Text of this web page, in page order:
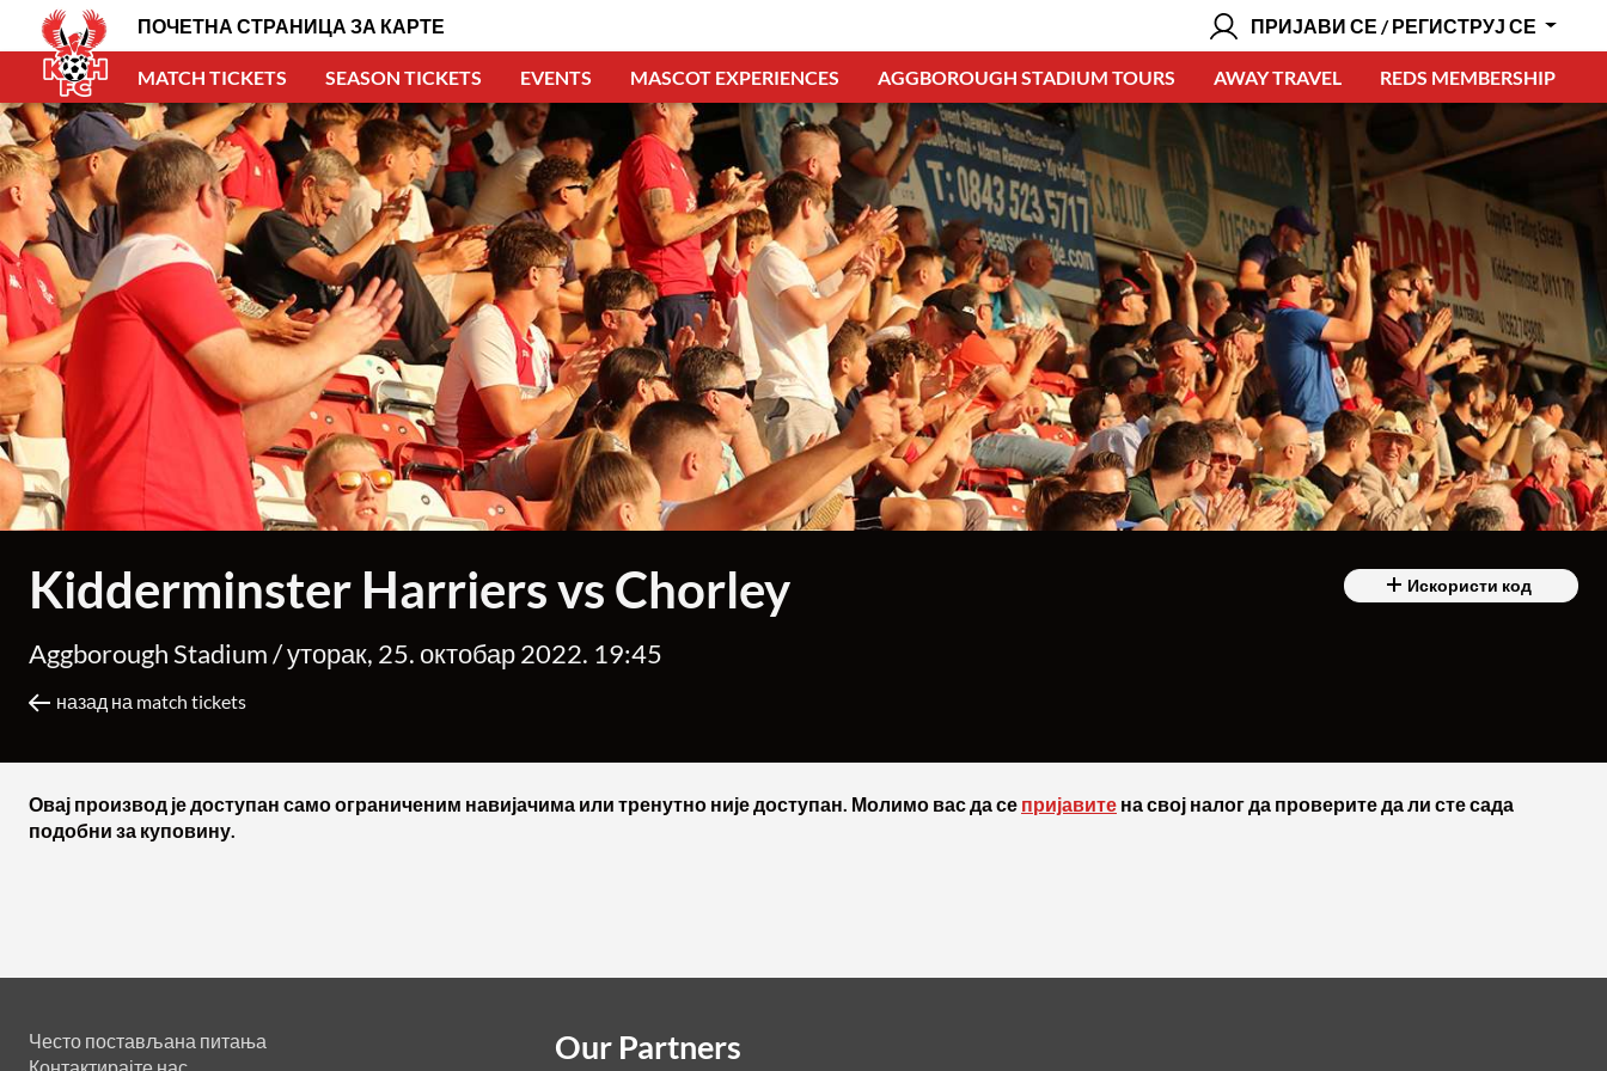
ПОЧЕТНА СТРАНИЦА ЗА КАРТЕ ПРИЈАВИ СЕ / РЕГИСТРУЈ СЕ
MATCH TICKETS SEASON TICKETS EVENTS MASCOT EXPERIENCES AGGBOROUGH STADIUM TOURS AWAY TRAVEL REDS MEMBERSHIP
Kidderminster Harriers vs Chorley
Aggborough Stadium /уторак, 25. октобар 2022. 19:45
назад на match tickets
Искористи код
Овај производ је доступан само ограниченим навијачима или тренутно није доступан. Молимо вас да се пријавите на свој налог да проверите да ли сте сада
подобни за куповину.
Често постављана питања
Our Partners